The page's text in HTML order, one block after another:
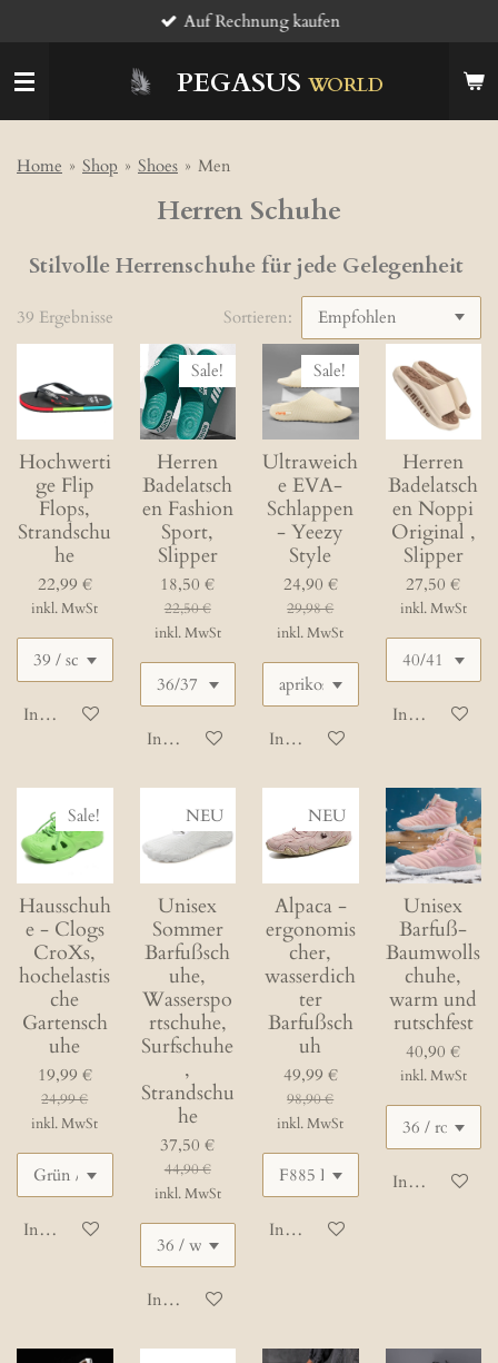
Hauptinhalt
springen
PEGASUS WORLD
Auf Rechnung kaufen
Home » Shop » Shoes » Men
Herren Schuhe
Stilvolle Herrenschuhe für jede Gelegenheit
39 Ergebnisse Sortieren:
Hochwerti
ge Flip
Flops,
Strandschu
he
22,99 €
inkl. MwSt
In den Warenkorb
Sale!
Herren
Badelatsch
en Fashion
Sport,
Slipper
18,50 €
22,50 €
inkl. MwSt
In den Warenkorb
Sale!
Ultraweich
e EVA-
Schlappen
- Yeezy
Style
24,90 €
29,98 €
inkl. MwSt
In den Warenkorb
Herren
Badelatsch
en Noppi
Original ,
Slipper
27,50 €
inkl. MwSt
In den
Sale!
Hausschuh
e - Clogs
CroXs,
hochelastis
che
Gartensch
uhe
19,99 €
24,99 €
inkl. MwSt
In den Warenkorb
NEU
Unisex
Sommer
Barfußsch
uhe,
Wasserspo
rtschuhe,
Surfschuhe
,
Strandschu
he
37,50 €
44,90 €
inkl. MwSt
In den Warenkorb
NEU
Alpaca -
ergonomis
cher,
wasserdich
ter
Barfußsch
uh
49,99 €
98,90 €
inkl. MwSt
In den Warenkorb
Unisex
Barfuß-
Baumwolls
chuhe,
warm und
rutschfest
40,90 €
inkl. MwSt
In den